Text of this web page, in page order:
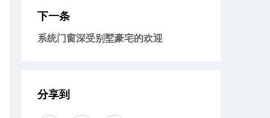
下一条
系统门窗深受别墅豪宅的欢迎
分享到